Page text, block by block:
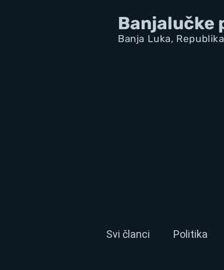
Banjalučke
Banja Luka, Republik
Svi članci Politika